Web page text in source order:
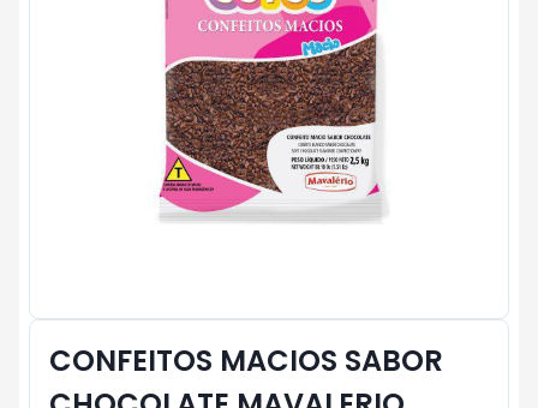
CONFEITOS MACIOS SABOR